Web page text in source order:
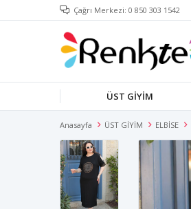
Çağrı Merkezi: 0 850 303 1542
ÜST GİYİM
Anasayfa ÜST GİYİM ELBİSE